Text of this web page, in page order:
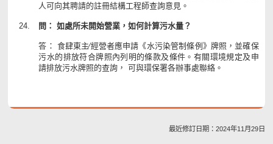
人可向其聘請的註冊結構工程師查詢意見。
問： 如處所未開始營業，如何計算污水量？
答： 食肆東主∕經營者應申請《水污染管制條例》牌照，並確保
污水的排放符合牌照內列明的條款及條件。有關環境規定及申
請排放污水牌照的查詢， 可與環保署各辦事處聯絡。
最近修訂日期：2024年11月29日